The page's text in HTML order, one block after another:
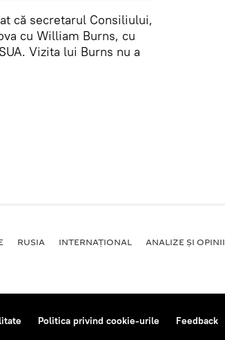
că secretarul Consiliului,
cu William Burns, cu
Vizita lui Burns nu a
RUSIA INTERNAŢIONAL ANALIZE ȘI OPINII
Politica privind cookie-urile Feedback